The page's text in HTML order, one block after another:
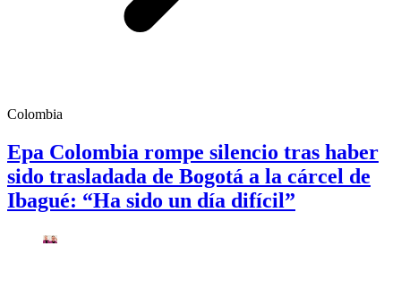
Colombia
Epa Colombia rompe silencio tras haber
sido trasladada de Bogotá a la cárcel de
Ibagué: “Ha sido un día difícil”